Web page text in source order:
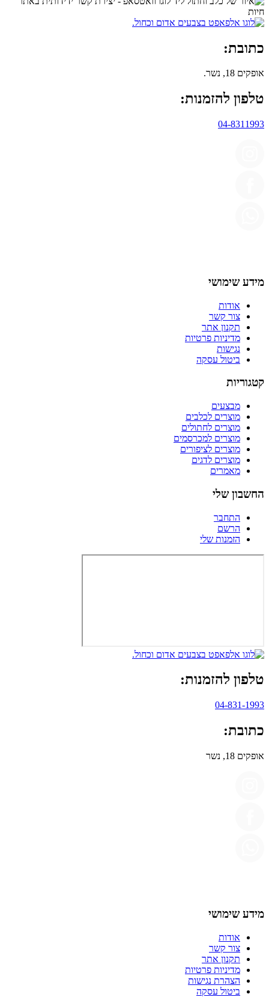
כתובת:
אופקים 18, נשר.
טלפון להזמנות:
04-8311993
מידע שימושי
אודות
צור קשר
תקנון אתר
מדיניות פרטיות
נגישות
ביטול עסקה
קטגוריות
מבצעים
מוצרים לכלבים
מוצרים לחתולים
מוצרים למכרסמים
מוצרים לציפורים
מוצרים לדגים
מאמרים
החשבון שלי
התחבר
הרשם
הזמנות שלי
טלפון להזמנות:
04-831-1993
כתובת:
אופקים 18, נשר
מידע שימושי
אודות
צור קשר
תקנון אתר
מדיניות פרטיות
הצהרת נגישות
ביטול עסקה